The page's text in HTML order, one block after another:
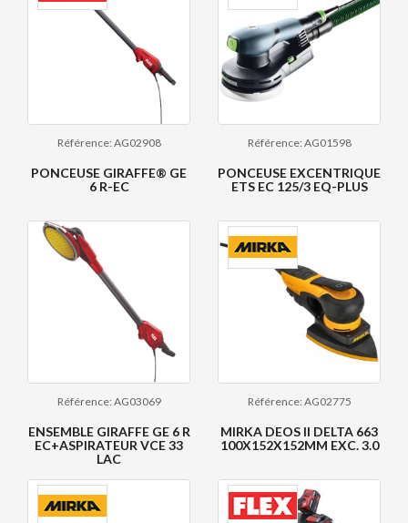
Référence: AG02908
PONCEUSE GIRAFFE® GE
6 R-EC
Référence: AG01598
PONCEUSE EXCENTRIQUE
ETS EC 125/3 EQ-PLUS
Référence: AG03069
ENSEMBLE GIRAFFE GE 6 R
EC+ASPIRATEUR VCE 33
LAC
Référence: AG02775
MIRKA DEOS II DELTA 663
100X152X152MM EXC. 3.0